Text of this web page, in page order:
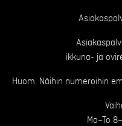
ikkuna- ja
Huom. Näihin numeroihin
Ma–To